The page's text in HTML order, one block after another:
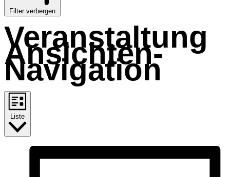
Filter verbergen
Veranstaltung
Ansichten-
Navigation
Liste